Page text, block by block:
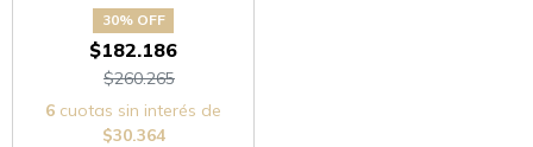
30% OFF
$182.186
$260.265
6 cuotas sin interés de
$30.364